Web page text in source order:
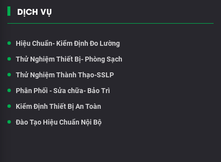
DỊCH VỤ
Hiệu Chuẩn- Kiểm Định Đo Lường
Thử Nghiệm Thiết Bị- Phòng Sạch
Thử Nghiệm Thành Thạo-SSLP
Phân Phối - Sửa chữa- Bảo Trì
Kiểm Định Thiết Bị An Toàn
Đào Tạo Hiệu Chuẩn Nội Bộ